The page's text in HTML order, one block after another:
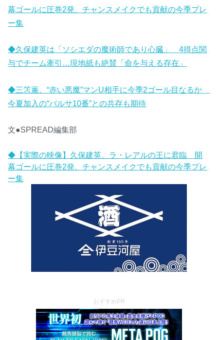
幕ゴールに圧巻2発、チャンスメイクでも貢献の今季プレ
ー集
◆久保建英は「ソシエダの魔術師であり心臓」 4得点関
与でチーム牽引…現地紙も絶賛「命を与える存在」
◆三笘薫、“赤い悪魔”マンU相手に今季2ゴール目なるか
今夏加入の“バルサ10番”との共存も期待
文●SPREAD編集部
◆【実際の映像】久保建英、ラ・レアルの王に君臨 開
幕ゴールに圧巻2発、チャンスメイクでも貢献の今季プレ
ー集
おすすめPR